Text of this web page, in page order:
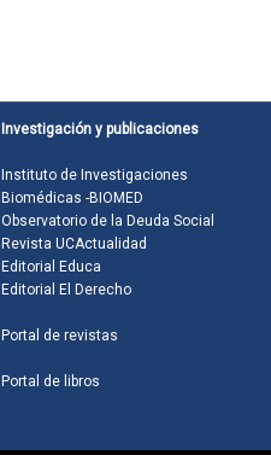
Investigación y publicaciones
Instituto de Investigaciones
Biomédicas -BIOMED
Observatorio de la Deuda Social
Revista UCActualidad
Editorial Educa
Editorial El Derecho
Portal de revistas
Portal de libros